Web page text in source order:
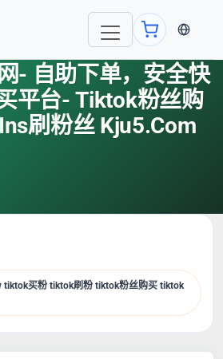
当前语
- 自助下单，安全快
平台- Tiktok粉丝购
刷粉丝 Kju5.com
tiktok买粉 tiktok刷粉 tiktok粉丝购买 tiktok